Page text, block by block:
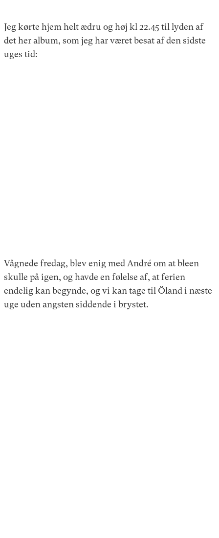
Jeg kørte hjem helt ædru og høj kl 22.45 til lyden af
det her album, som jeg har været besat af den sidste
uges tid:
Vågnede fredag, blev enig med André om at bleen
skulle på igen, og havde en følelse af, at ferien
endelig kan begynde, og vi kan tage til Öland i næste
uge uden angsten siddende i brystet.